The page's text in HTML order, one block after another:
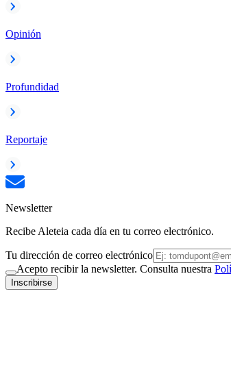
Opinión
Profundidad
Reportaje
Newsletter
Recibe Aleteia cada día en tu correo electrónico.
Tu dirección de correo electrónico
Acepto recibir la newsletter. Consulta nuestra
Inscribirse